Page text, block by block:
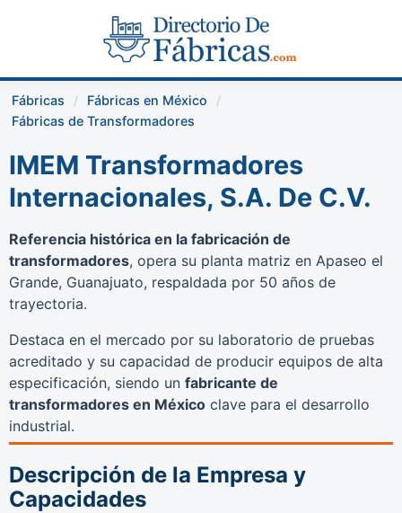
Fábricas
Fábricas en México
Fábricas de Transformadores
IMEM Transformadores
Internacionales, S.A. De C.V.
Referencia histórica en la fabricación de
transformadores, opera su planta matriz en Apaseo el
Grande, Guanajuato, respaldada por 50 años de
trayectoria.
Destaca en el mercado por su laboratorio de pruebas
acreditado y su capacidad de producir equipos de alta
especificación, siendo un fabricante de
transformadores en México clave para el desarrollo
industrial.
Descripción de la Empresa y
Capacidades